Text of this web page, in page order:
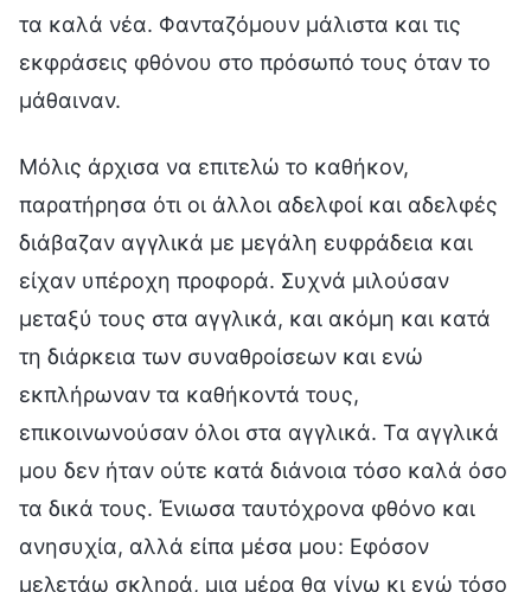
τα καλά νέα. Φανταζόμουν μάλιστα και τις
εκφράσεις φθόνου στο πρόσωπό τους όταν το
μάθαιναν.
Μόλις άρχισα να επιτελώ το καθήκον,
παρατήρησα ότι οι άλλοι αδελφοί και αδελφές
διάβαζαν αγγλικά με μεγάλη ευφράδεια και
είχαν υπέροχη προφορά. Συχνά μιλούσαν
μεταξύ τους στα αγγλικά, και ακόμη και κατά
τη διάρκεια των συναθροίσεων και ενώ
εκπλήρωναν τα καθήκοντά τους,
επικοινωνούσαν όλοι στα αγγλικά. Τα αγγλικά
μου δεν ήταν ούτε κατά διάνοια τόσο καλά όσο
τα δικά τους. Ένιωσα ταυτόχρονα φθόνο και
ανησυχία, αλλά είπα μέσα μου: Εφόσον
μελετάω σκληρά, μια μέρα θα γίνω κι εγώ τόσο